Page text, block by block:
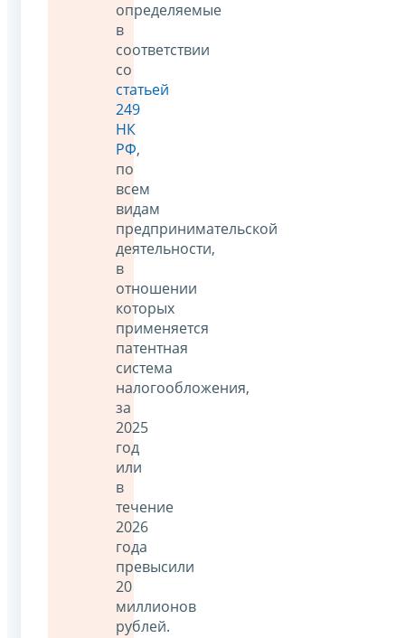
определяемые
в
соответствии
со
статьей
249
НК
РФ,
по
всем
видам
предпринимательской
деятельности,
в
отношении
которых
применяется
патентная
система
налогообложения,
за
2025
год
или
в
течение
2026
года
превысили
20
миллионов
рублей.